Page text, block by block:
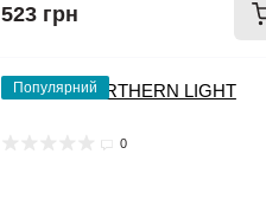
523 грн
Популярний
0